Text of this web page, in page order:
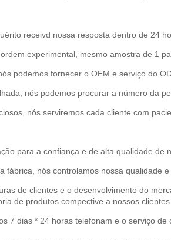
receivd nossa resposta dentro de 24
experimental, mesmo amostra de 1
podemos fornecer o OEM e serviço do
nós podemos procurar a número da
nós serviremos cada cliente com
para a confiança e de alta qualidade de
fábrica, nós controlamos nossa qualidade e
de clientes e o desenvolvimento do
de produtos compective a nossos clientes
7 dias * 24 horas telefonam e o serviço